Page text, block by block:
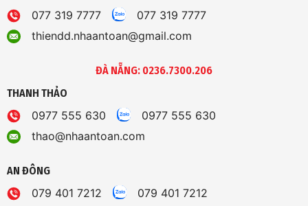
077 319 7777
077 319 7777
thiendd.nhaantoan@gmail.com
ĐÀ NẴNG: 0236.7300.206
THANH THẢO
0977 555 630
0977 555 630
thao@nhaantoan.com
AN ĐÔNG
079 401 7212
079 401 7212